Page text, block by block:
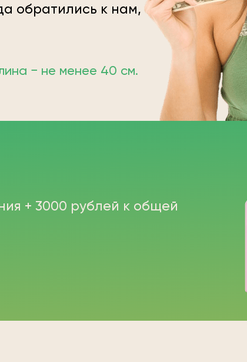
обратились к нам,
− не менее 40 см.
+ 3000 рублей к общей